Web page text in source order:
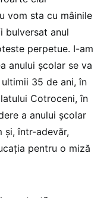
vom sta cu mâinile
bulversat anul
perpetue. I-am
anului școlar se va
35 de ani, în
Cotroceni, în
a anului școlar
și, într-adevăr,
pentru o miză